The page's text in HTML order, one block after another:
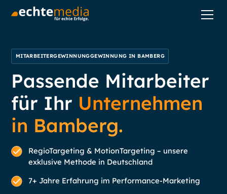
MITARBEITERGEWINNUNGGEWINNUNG IN BAMBERG
Passende Mitarbeiter
für Ihr Unternehmen
in Bamberg.
RegioTargeting & MotionTargeting – unsere
exklusive Methode in Deutschland
7+ Jahre Erfahrung im Performance-Marketing